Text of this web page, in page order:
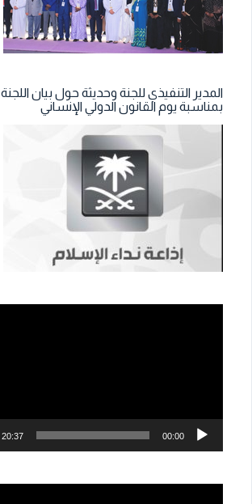
المدير التنفيذي للجنة وحديثة حول بيان اللجنة
بمناسبة يوم القانون الدولي الإنساني
00:00
20:37